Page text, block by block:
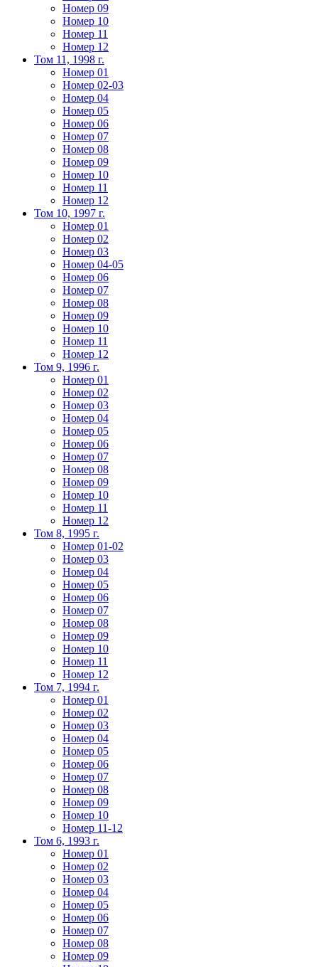
Номер 09
Номер 10
Номер 11
Номер 12
Том 11, 1998 г.
Номер 01
Номер 02-03
Номер 04
Номер 05
Номер 06
Номер 07
Номер 08
Номер 09
Номер 10
Номер 11
Номер 12
Том 10, 1997 г.
Номер 01
Номер 02
Номер 03
Номер 04-05
Номер 06
Номер 07
Номер 08
Номер 09
Номер 10
Номер 11
Номер 12
Том 9, 1996 г.
Номер 01
Номер 02
Номер 03
Номер 04
Номер 05
Номер 06
Номер 07
Номер 08
Номер 09
Номер 10
Номер 11
Номер 12
Том 8, 1995 г.
Номер 01-02
Номер 03
Номер 04
Номер 05
Номер 06
Номер 07
Номер 08
Номер 09
Номер 10
Номер 11
Номер 12
Том 7, 1994 г.
Номер 01
Номер 02
Номер 03
Номер 04
Номер 05
Номер 06
Номер 07
Номер 08
Номер 09
Номер 10
Номер 11-12
Том 6, 1993 г.
Номер 01
Номер 02
Номер 03
Номер 04
Номер 05
Номер 06
Номер 07
Номер 08
Номер 09